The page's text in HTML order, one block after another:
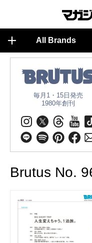
All Brands
毎月1・15日発売
1980年創刊
Brutus No.